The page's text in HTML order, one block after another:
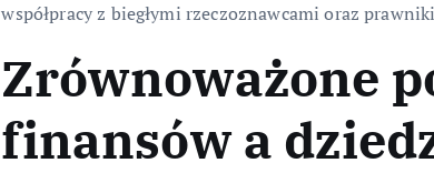
współpracy z biegłymi rzeczoznawcami oraz
Zrównoważone
finansów a